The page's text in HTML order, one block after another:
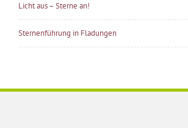
Licht aus – Sterne an!
Sternenführung in Fladungen